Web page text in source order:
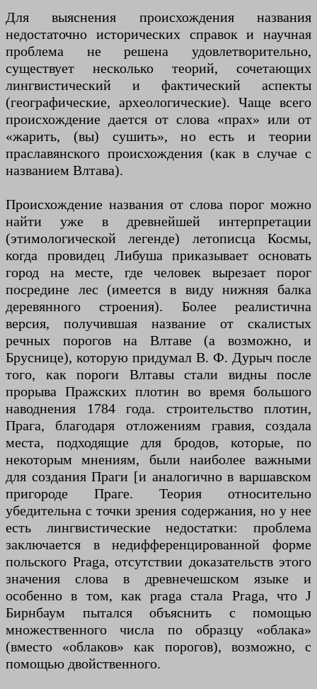
Для выяснения происхождения названия
недостаточно исторических справок и научная
проблема не решена удовлетворительно,
существует несколько теорий, сочетающих
лингвистический и фактический аспекты
(географические, археологические). Чаще всего
происхождение дается от слова «прах» или от
«жарить, (вы) сушить», но есть и теории
праславянского происхождения (как в случае с
названием Влтава).
Происхождение названия от слова порог можно
найти уже в древнейшей интерпретации
(этимологической легенде) летописца Космы,
когда провидец Либуша приказывает основать
город на месте, где человек вырезает порог
посредине лес (имеется в виду нижняя балка
деревянного строения). Более реалистична
версия, получившая название от скалистых
речных порогов на Влтаве (а возможно, и
Бруснице), которую придумал В. Ф. Дурыч после
того, как пороги Влтавы стали видны после
прорыва Пражских плотин во время большого
наводнения 1784 года. строительство плотин,
Прага, благодаря отложениям гравия, создала
места, подходящие для бродов, которые, по
некоторым мнениям, были наиболее важными
для создания Праги [и аналогично в варшавском
пригороде Праге. Теория относительно
убедительна с точки зрения содержания, но у нее
есть лингвистические недостатки: проблема
заключается в недифференцированной форме
польского Praga, отсутствии доказательств этого
значения слова в древнечешском языке и
особенно в том, как praga стала Praga, что J
Бирнбаум пытался объяснить с помощью
множественного числа по образцу «облака»
(вместо «облаков» как порогов), возможно, с
помощью двойственного.